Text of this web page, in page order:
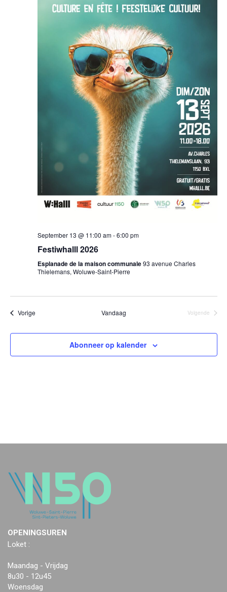
September 13 @ 11:00 am-6:00 pm
Festiwhalll 2026
Esplanade de la maison communale93 avenue Charles
Thielemans, Woluwe-Saint-Pierre
VorigeEvenementen Vandaag
Volgende
Abonneer op kalender
OPENINGSUREN
Loket :
Maandag - Vrijdag
8u30 - 12u45
Woensdag